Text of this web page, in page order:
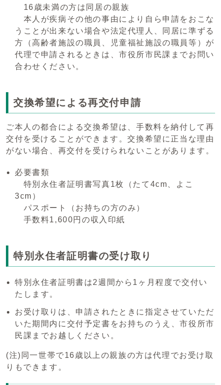
16歳未満の方は同居の親族
本人が疾病その他の事由により自ら申請をおこな
うことが出来ない場合や法定代理人、同居に準ずる
方（高齢者施設の職員、児童福祉施設の職員等）が
代理で申請されるときは、市役所市民課までお問い
合わせください。
交換希望による再交付申請
ご本人の都合による交換希望は、手数料を納付して再
交付を受けることができます。交換希望に正当な理由
がない場合、再交付を受けられないことがあります。
必要書類
特別永住者証明書写真1枚（たて4cm、よこ
3cm）
パスポート（お持ちの方のみ）
手数料1,600円の収入印紙
特別永住者証明書の受け取り
特別永住者証明書は2週間から1ヶ月程度で交付い
たします。
お受け取りは、申請されたときに指定させていただ
いた期間内に交付予定書をお持ちのうえ、市役所市
民課までお越しください。
(注)同一世帯で16歳以上の親族の方は代理でお受け取
りもできます。